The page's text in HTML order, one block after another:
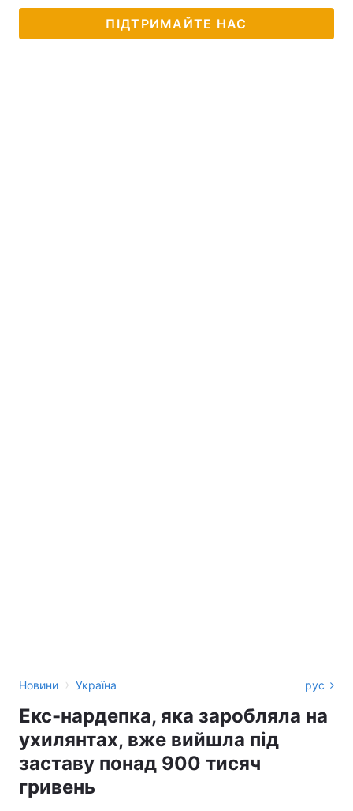
ПІДТРИМАЙТЕ НАС
Новини › Україна рус
Екс-нардепка, яка заробляла на
ухилянтах, вже вийшла під
заставу понад 900 тисяч
гривень